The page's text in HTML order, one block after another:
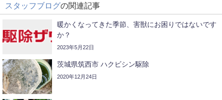
スタッフブログの関連記事
暖かくなってきた季節、害獣にお困りではないです
か？
2023年5月22日
茨城県筑西市 ハクビシン駆除
2020年12月24日